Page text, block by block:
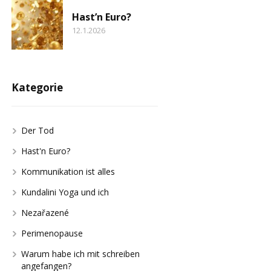
Hast’n Euro?
12.1.2026
Kategorie
Der Tod
Hast'n Euro?
Kommunikation ist alles
Kundalini Yoga und ich
Nezařazené
Perimenopause
Warum habe ich mit schreiben
angefangen?